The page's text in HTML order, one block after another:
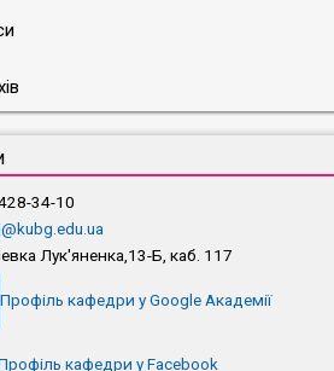
34-10
Лук'яненка,13-Б, каб. 117
Профіль кафедри у Google Академії
кафедри у Facebook